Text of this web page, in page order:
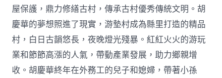
屋保護，鼎力修繕古村，傳承古村優秀傳統文明。胡
慶華的夢想照進了現實，游墊村成為縣里打造的精品
村，白日古韻悠長，夜晚燈光殘暴。紅紅火火的游玩
業和節節高漲的人氣，帶動產業發展，助力鄉親增
收。胡慶華終年在外務工的兒子和媳婦，帶著小孫